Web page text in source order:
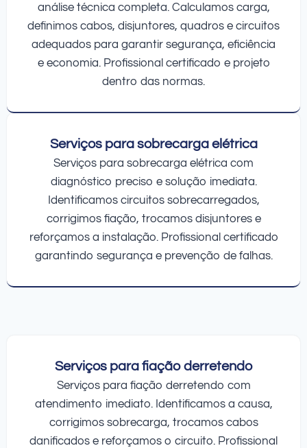
análise técnica completa. Calculamos carga,
definimos cabos, disjuntores, quadros e circuitos
adequados para garantir segurança, eficiência
e economia. Profissional certificado e projeto
dentro das normas.
Serviços para sobrecarga elétrica
Serviços para sobrecarga elétrica com
diagnóstico preciso e solução imediata.
Identificamos circuitos sobrecarregados,
corrigimos fiação, trocamos disjuntores e
reforçamos a instalação. Profissional certificado
garantindo segurança e prevenção de falhas.
Serviços para fiação derretendo
Serviços para fiação derretendo com
atendimento imediato. Identificamos a causa,
corrigimos sobrecarga, trocamos cabos
danificados e reforçamos o circuito. Profissional